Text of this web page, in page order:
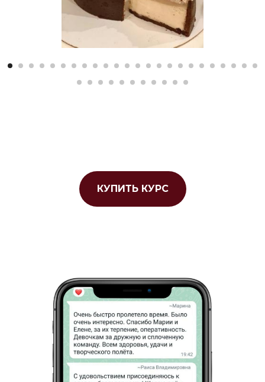
КУПИТЬ КУРС